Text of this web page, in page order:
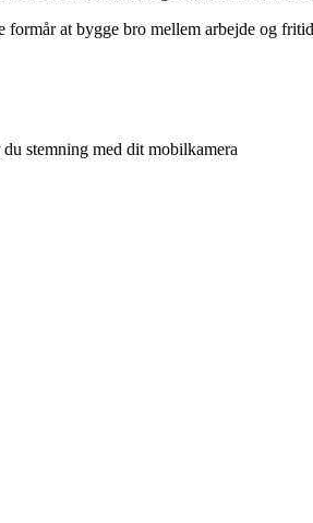
at bygge bro mellem arbejde og
stemning med dit mobilkamera